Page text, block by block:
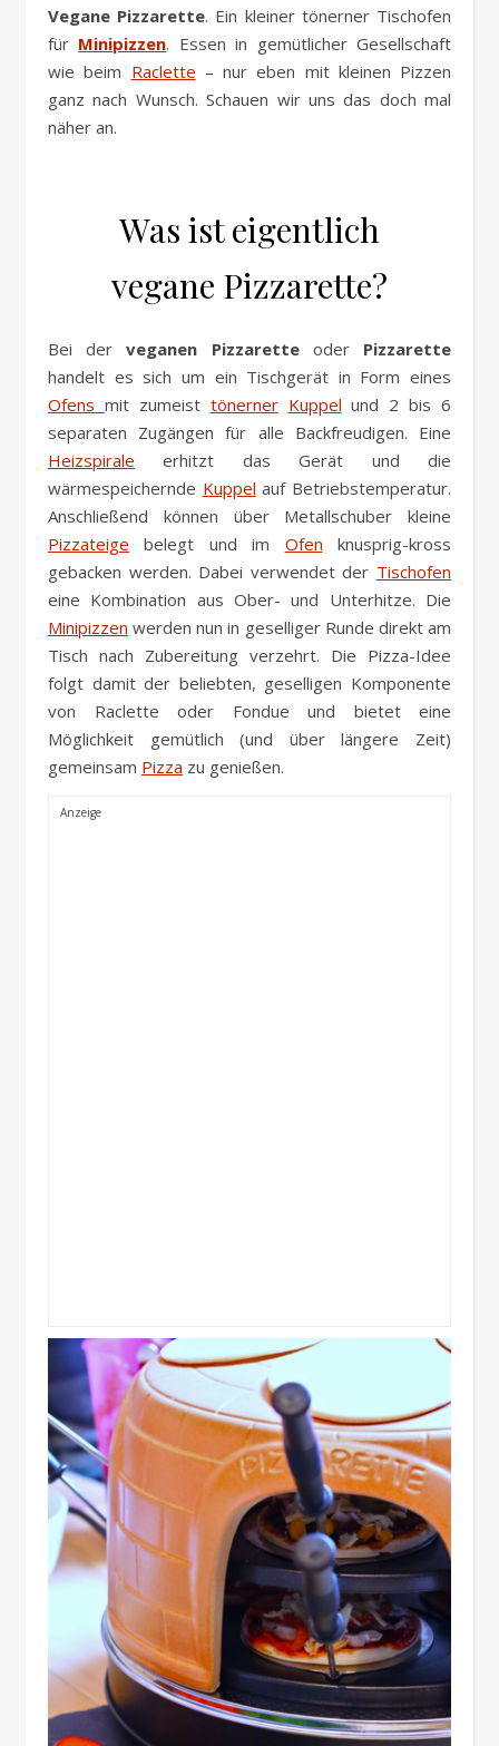
Vegane Pizzarette. Ein kleiner tönerner Tischofen
für Minipizzen. Essen in gemütlicher Gesellschaft
wie beim Raclette – nur eben mit kleinen Pizzen
ganz nach Wunsch. Schauen wir uns das doch mal
näher an.
Was ist eigentlich
vegane Pizzarette?
Bei derveganen Pizzaretteoder Pizzarette
handelt es sich um ein Tischgerät in Form eines
Ofens mit zumeist tönerner Kuppel und 2 bis 6
separaten Zugängen für alle Backfreudigen. Eine
Heizspirale erhitzt das Gerät und die
wärmespeichernde Kuppel auf Betriebstemperatur.
Anschließend können über Metallschuber kleine
Pizzateige belegt und im Ofen knusprig-kross
gebacken werden. Dabei verwendet der Tischofen
eine Kombination aus Ober- und Unterhitze. Die
Minipizzen werden nun in geselliger Runde direkt am
Tisch nach Zubereitung verzehrt. Die Pizza-Idee
folgt damit der beliebten, geselligen Komponente
von Raclette oder Fondue und bietet eine
Möglichkeit gemütlich (und über längere Zeit)
gemeinsam Pizza zu genießen.